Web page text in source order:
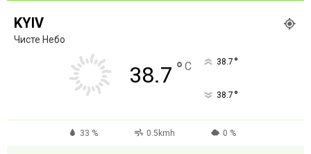
KYIV
Чисте Небо
38.7 ° C 38.7 °
38.7 °
33 % 0.5kmh 0 %